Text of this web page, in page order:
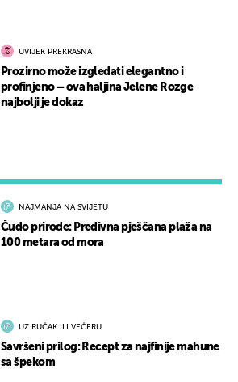
NAJMANJA NA SVIJETU
Čudo prirode: Predivna pješčana plaža na
100 metara od mora
UZ RUČAK ILI VEČERU
Savršeni prilog: Recept za najfinije mahune
sa špekom
UVIJEK PREKRASNA
Prozirno može izgledati elegantno i
profinjeno – ova haljina Jelene Rozge
najbolji je dokaz